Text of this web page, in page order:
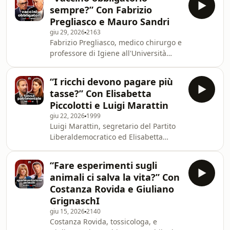
percorso scolastico degli studenti. Tra
merito, valutazione, pressione
psicologica e significato della prova,
emergono due visioni contrapposte
sul futuro dell’Esame di Stato. Learn
more about your ad choices. Visit
podcastchoices.c
sempre?” Con Fabrizio
Pregliasco e Mauro Sandri
giu 29, 20262163
Fabrizio Pregliasco, medico chirurgo e
professore di Igiene all'Università
della vaccinazione obbligatoria,
analizzando le principali questioni
sanitarie, legali ed etiche che hanno
caratterizzato il dibattito pubblico e
mettendo a confronto prospettive
differenti. Learn more about your ad
choices. Visit podcastchoices.com/ad
“I ricchi devono pagare più
tasse?” Con Elisabetta
Piccolotti e Luigi Marattin
giu 22, 2026 1999
Luigi Marattin, segretario del Partito
Liberaldemocratico ed Elisabetta
tassa patrimoniale, mettendo a
confronto visioni diverse sul ruolo
della fiscalità e sulle politiche di
redistribuzione della ricchezza. Il
dibattito esplora il rapporto tra
equità, crescita economica e
“Fare esperimenti sugli
animali ci salva la vita?” Con
Costanza Rovida e Giuliano
GrignaschI
giu 15, 20262140
Costanza Rovida, tossicologa, e